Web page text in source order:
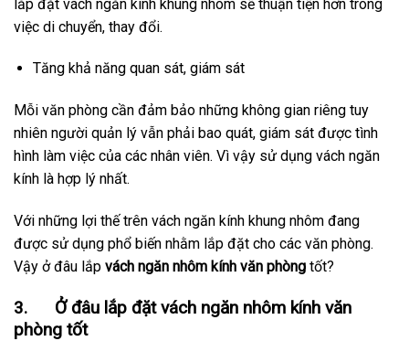
lắp đặt vách ngăn kính khung nhôm sẽ thuận tiện hơn trong
việc di chuyển, thay đổi.
Tăng khả năng quan sát, giám sát
Mỗi văn phòng cần đảm bảo những không gian riêng tuy
nhiên người quản lý vẫn phải bao quát, giám sát được tình
hình làm việc của các nhân viên. Vì vậy sử dụng vách ngăn
kính là hợp lý nhất.
Với những lợi thế trên vách ngăn kính khung nhôm đang
được sử dụng phổ biến nhằm lắp đặt cho các văn phòng.
Vậy ở đâu lắp vách ngăn nhôm kính văn phòng tốt?
3. Ở đâu lắp đặt vách ngăn nhôm kính văn
phòng tốt